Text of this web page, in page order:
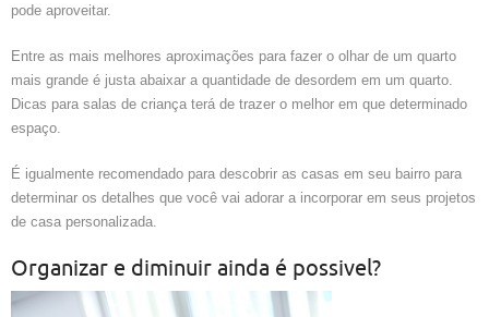
pode aproveitar.
Entre as mais melhores aproximações para fazer o olhar de um quarto
mais grande é justa abaixar a quantidade de desordem em um quarto.
Dicas para salas de criança terá de trazer o melhor em que determinado
espaço.
É igualmente recomendado para descobrir as casas em seu bairro para
determinar os detalhes que você vai adorar a incorporar em seus projetos
de casa personalizada.
Organizar e diminuir ainda é possivel?